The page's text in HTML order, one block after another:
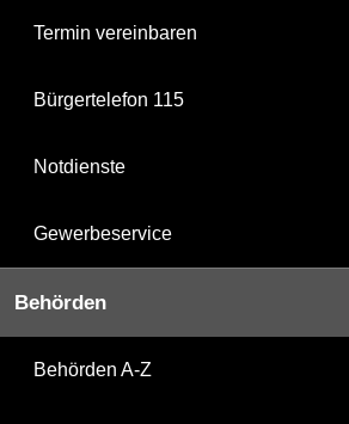
Termin vereinbaren
Bürgertelefon 115
Notdienste
Gewerbeservice
Behörden
Behörden A-Z